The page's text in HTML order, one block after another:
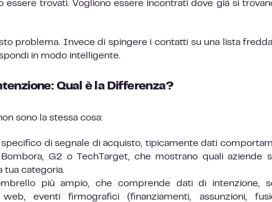
essere trovati. Vogliono essere incontrati dove già si
problema. Invece di spingere i contatti su una lista
in modo intelligente.
Qual è la Differenza?
sono la stessa cosa:
di segnale di acquisto, tipicamente dati
G2 o TechTarget, che mostrano quali aziende
tua categoria.
più ampio, che comprende dati di intenzione,
eventi firmografici (finanziamenti, assunzioni,